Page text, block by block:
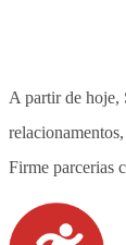
A partir de hoje,
Firme parcerias